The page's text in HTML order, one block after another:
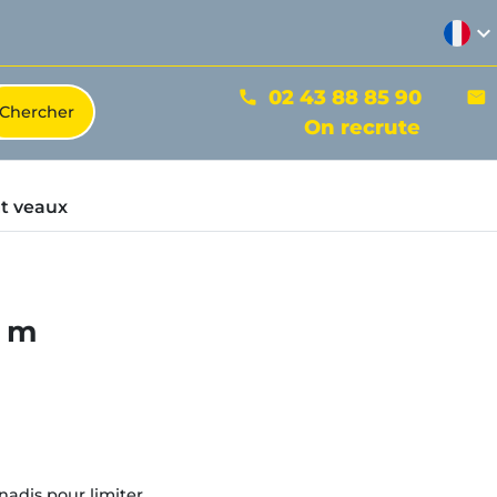
expand_more
phone 02 43 88 85 90 mail
On recrute
veaux
m